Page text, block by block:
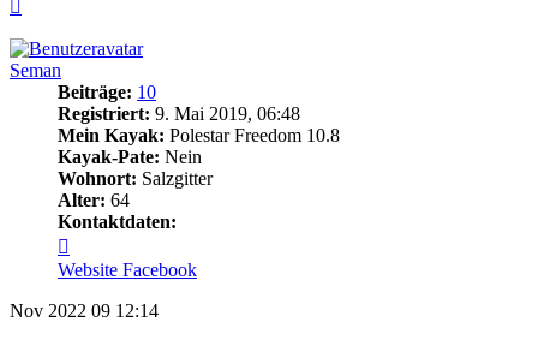
Seman
Beiträge: 10
Registriert: 9. Mai 2019, 06:48
Mein Kayak: Polestar Freedom 10.8
Kayak-Pate: Nein
Wohnort: Salzgitter
Alter: 64
Kontaktdaten:
von
Seman
Website Facebook
Nov 2022 09 12:14